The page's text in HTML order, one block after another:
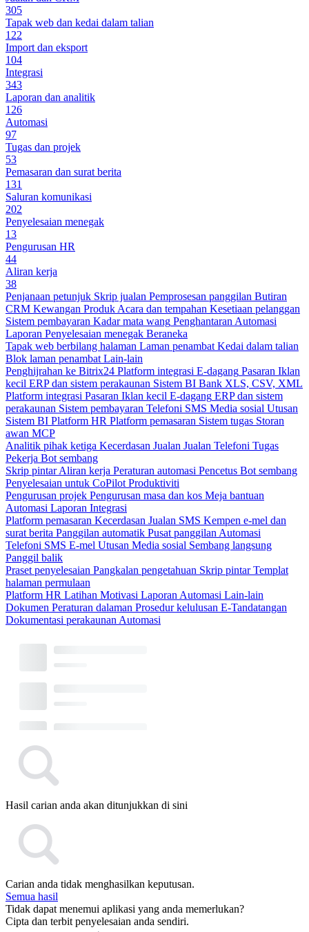
305
Tapak web dan kedai dalam talian
122
Import dan eksport
104
Integrasi
343
Laporan dan analitik
126
Automasi
97
Tugas dan projek
53
Pemasaran dan surat berita
131
Saluran komunikasi
202
Penyelesaian menegak
13
Pengurusan HR
44
Aliran kerja
38
Penjanaan petunjuk Skrip jualan Pemprosesan panggilan Butiran
CRM Kewangan Produk Acara dan tempahan Kesetiaan pelanggan
Sistem pembayaran Kadar mata wang Penghantaran Automasi
Laporan Penyelesaian menegak Beraneka
Tapak web berbilang halaman Laman penambat Kedai dalam talian
Blok laman penambat Lain-lain
Penghijrahan ke Bitrix24 Platform integrasi E-dagang Pasaran Iklan
kecil ERP dan sistem perakaunan Sistem BI Bank XLS, CSV, XML
Platform integrasi Pasaran Iklan kecil E-dagang ERP dan sistem
perakaunan Sistem pembayaran Telefoni SMS Media sosial Utusan
Sistem BI Platform HR Platform pemasaran Sistem tugas Storan
awan MCP
Analitik pihak ketiga Kecerdasan Jualan Jualan Telefoni Tugas
Pekerja Bot sembang
Skrip pintar Aliran kerja Peraturan automasi Pencetus Bot sembang
Penyelesaian untuk CoPilot Produktiviti
Pengurusan projek Pengurusan masa dan kos Meja bantuan
Automasi Laporan Integrasi
Platform pemasaran Kecerdasan Jualan SMS Kempen e-mel dan
surat berita Panggilan automatik Pusat panggilan Automasi
Telefoni SMS E-mel Utusan Media sosial Sembang langsung
Panggil balik
Praset penyelesaian Pangkalan pengetahuan Skrip pintar Templat
halaman permulaan
Platform HR Latihan Motivasi Laporan Automasi Lain-lain
Dokumen Peraturan dalaman Prosedur kelulusan E-Tandatangan
Dokumentasi perakaunan Automasi
Hasil carian anda akan ditunjukkan di sini
Carian anda tidak menghasilkan keputusan.
Semua hasil
Tidak dapat menemui aplikasi yang anda memerlukan?
Cipta dan terbit penyelesaian anda sendiri.